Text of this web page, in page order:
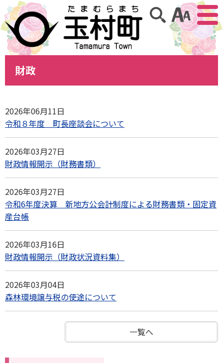
アクセ
サイト内検索
財政
2026年06月11日
令和８年度 町長座談会について
2026年03月27日
財政情報開示（財務書類）
2026年03月27日
令和6年度決算 新地方公会計制度による財務書類・固定資
産台帳
2026年03月16日
財政情報開示（財政状況資料集）
2026年03月04日
森林環境譲与税の使途について
一覧へ